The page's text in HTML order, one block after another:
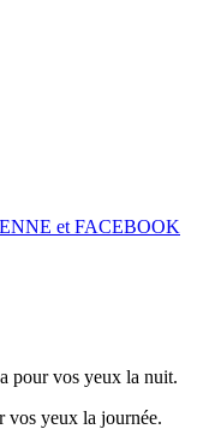
et FACEBOOK
pour vos yeux la nuit.
vos yeux la journée.